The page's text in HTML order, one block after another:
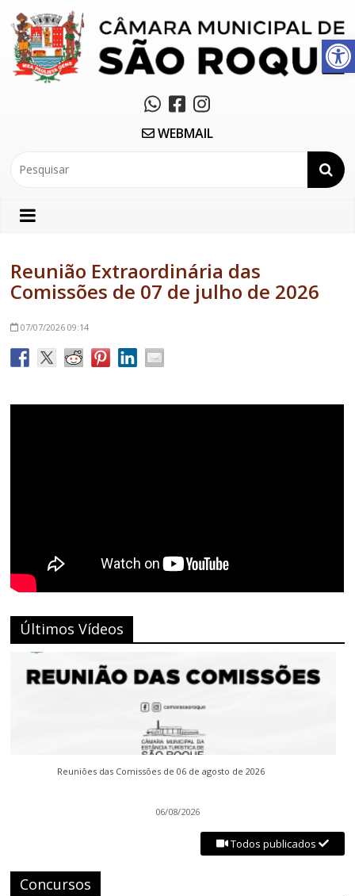
Abrir a barra de ferramentas
WEBMAIL
Reunião Extraordinária das
Comissões de 07 de julho de 2026
07/07/2026 09:14
Últimos Vídeos
Reuniões das Comissões de 06 de agosto de 2026
06/08/2026
Todos publicados
Concursos